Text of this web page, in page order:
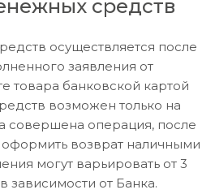
средств
осуществляется после
заявления от
товара банковской картой
возможен только на
совершена операция, после
возврат наличными
могут варьировать от 3
зависимости от Банка.